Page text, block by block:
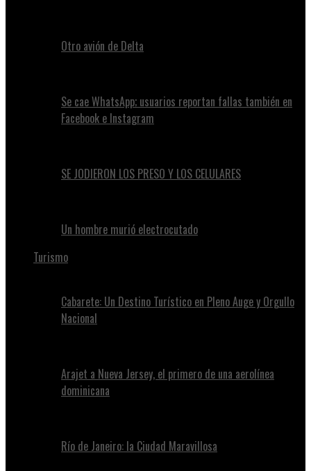
Otro avión de Delta
Se cae WhatsApp; usuarios reportan fallas también en
Facebook e Instagram
SE JODIERON LOS PRESO Y LOS CELULARES
Un hombre murió electrocutado
Turismo
Cabarete: Un Destino Turístico en Pleno Auge y Orgullo
Nacional
Arajet a Nueva Jersey, el primero de una aerolínea
dominicana
Río de Janeiro: la Ciudad Maravillosa